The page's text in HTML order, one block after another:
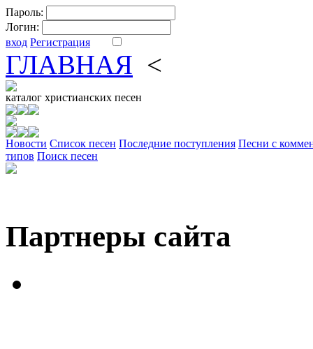
Пароль:
Логин:
вход Регистрация
ГЛАВНАЯ <
каталог христианских песен
Новости Cписок песен Последние поступления Песни с
типов Поиск песен
Партнеры сайта